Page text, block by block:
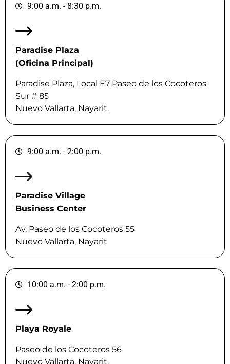
9:00 a.m. - 8:30 p.m.
Paradise Plaza
(Oficina Principal)
Paradise Plaza, Local E7 Paseo de los Cocoteros
Sur # 85
Nuevo Vallarta, Nayarit.
9:00 a.m. - 2:00 p.m.
Paradise Village
Business Center
Av. Paseo de los Cocoteros 55
Nuevo Vallarta, Nayarit
10:00 a.m. - 2:00 p.m.
Playa Royale
Paseo de los Cocoteros 56
Nuevo Vallarta, Nayarit.